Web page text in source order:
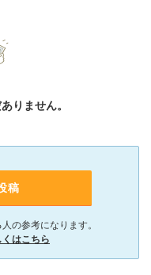
りません。
稿
の参考になります。
はこちら